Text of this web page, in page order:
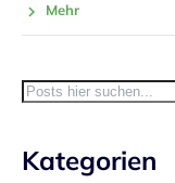
Mehr
Suche
Kategorien